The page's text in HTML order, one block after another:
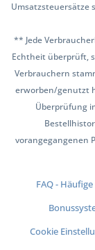
Umsatzsteuersätze
** Jede
Echtheit überprüft,
Verbrauchern
erworben/genutzt
Überprüfung
vorangegangenen
FAQ -
Cookie